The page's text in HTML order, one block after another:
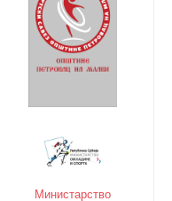
Министарство